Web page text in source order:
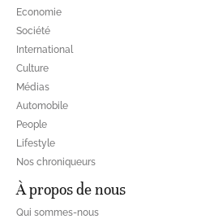
Economie
Société
International
Culture
Médias
Automobile
People
Lifestyle
Nos chroniqueurs
À propos de nous
Qui sommes-nous